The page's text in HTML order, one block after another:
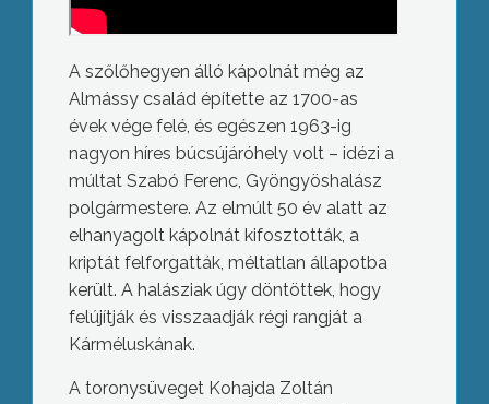
A szőlőhegyen álló kápolnát még az
Almássy család építette az 1700-as
évek vége felé, és egészen 1963-ig
nagyon híres búcsújáróhely volt – idézi a
múltat Szabó Ferenc, Gyöngyöshalász
polgármestere. Az elmúlt 50 év alatt az
elhanyagolt kápolnát kifosztották, a
kriptát felforgatták, méltatlan állapotba
került. A halásziak úgy döntöttek, hogy
felújítják és visszaadják régi rangját a
Kárméluskának.
A toronysüveget Kohajda Zoltán